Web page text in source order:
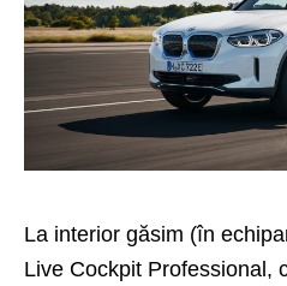
La interior găsim (în
Live Cockpit Professional,